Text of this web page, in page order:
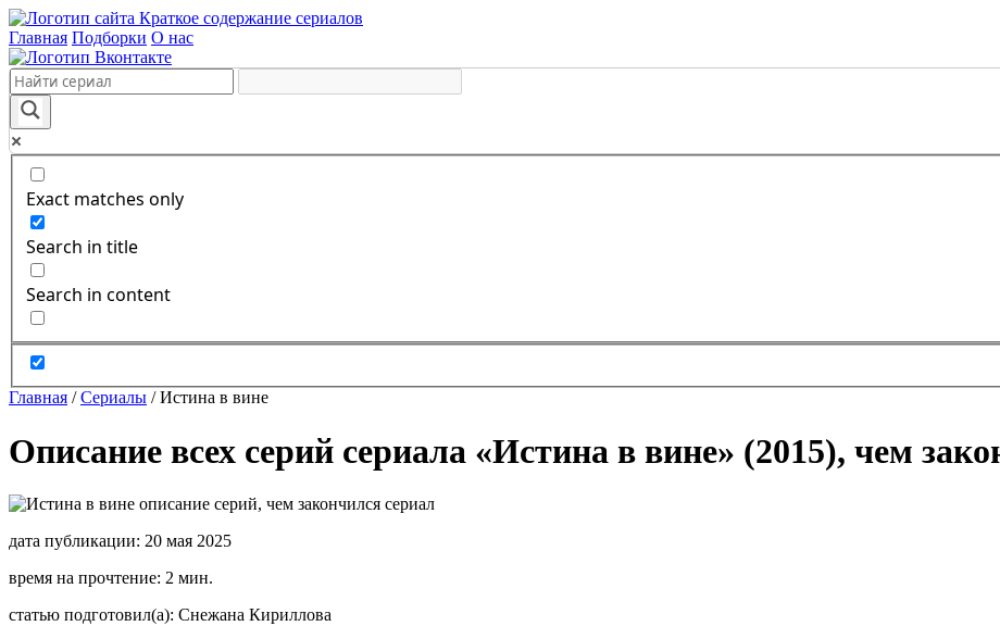
Краткое содержание сериалов
Главная Подборки О нас
Exact matches only
Search in title
Search in content
Главная /Сериалы /Истина в вине
Описание всех серий сериала «Истина в вине» (2015), чем
дата публикации: 20 мая 2025
время на прочтение: 2 мин.
статью подготовил(а): Снежана Кириллова